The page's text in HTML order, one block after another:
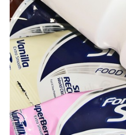
Actualités
Technologies